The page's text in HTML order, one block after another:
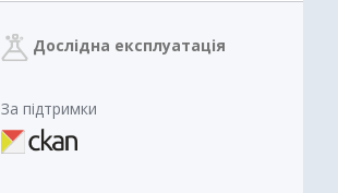
Дослідна експлуатація
За підтримки